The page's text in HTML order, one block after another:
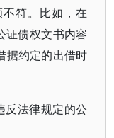
符。比如，在
证债权文书内容
据约定的出借时
反法律规定的公